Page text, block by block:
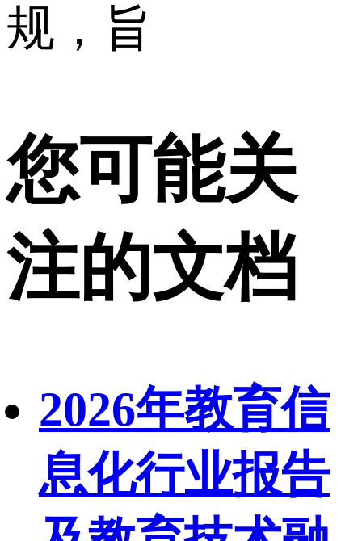
规，旨
您可能关
注的文档
2026年教育信
息化行业报告